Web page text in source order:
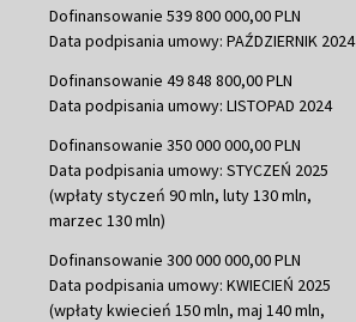
Dofinansowanie 539 800 000,00 PLN
Data podpisania umowy: PAŹDZIERNIK 2024
Dofinansowanie 49 848 800,00 PLN
Data podpisania umowy: LISTOPAD 2024
Dofinansowanie 350 000 000,00 PLN
Data podpisania umowy: STYCZEŃ 2025
(wpłaty styczeń 90 mln, luty 130 mln,
marzec 130 mln)
Dofinansowanie 300 000 000,00 PLN
Data podpisania umowy: KWIECIEŃ 2025
(wpłaty kwiecień 150 mln, maj 140 mln,